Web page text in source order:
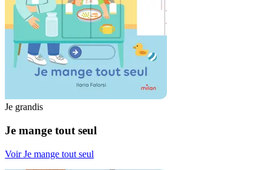
Je grandis
Je mange tout seul
Voir Je mange tout seul